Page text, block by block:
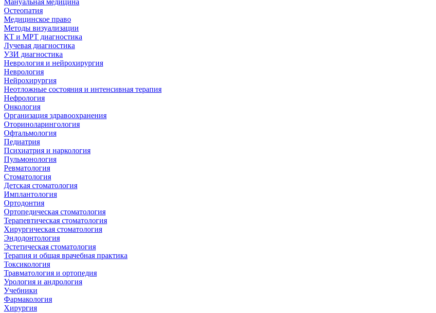
Мануальная медицина
Остеопатия
Медицинское право
Методы визуализации
КТ и МРТ диагностика
Лучевая диагностика
УЗИ диагностика
Неврология и нейрохирургия
Неврология
Нейрохирургия
Неотложные состояния и интенсивная терапия
Нефрология
Онкология
Организация здравоохранения
Оториноларингология
Офтальмология
Педиатрия
Психиатрия и наркология
Пульмонология
Ревматология
Стоматология
Детская стоматология
Имплантология
Ортодонтия
Ортопедическая стоматология
Терапевтическая стоматология
Хирургическая стоматология
Эндодонтология
Эстетическая стоматология
Терапия и общая врачебная практика
Токсикология
Травматология и ортопедия
Урология и андрология
Учебники
Фармакология
Хирургия